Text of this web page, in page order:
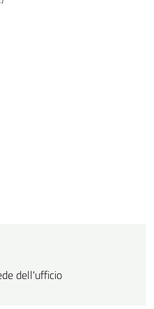
dell'ufficio